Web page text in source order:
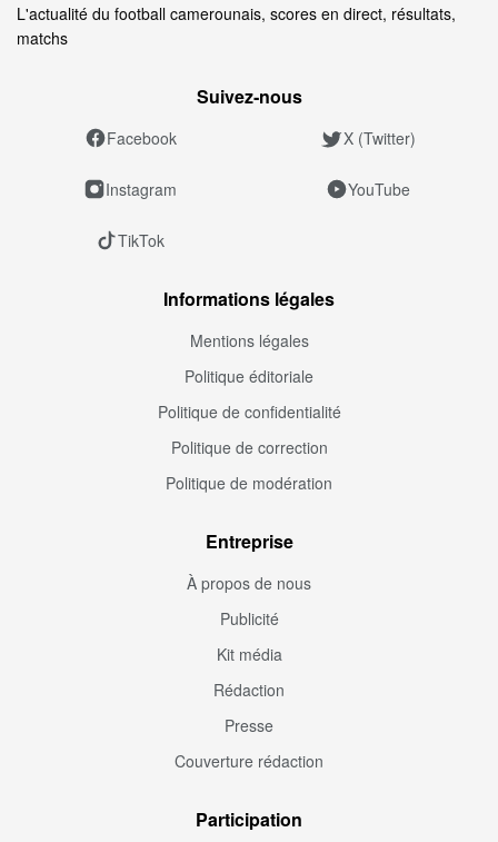
L'actualité du football camerounais, scores en direct, résultats,
matchs
Suivez‑nous
Facebook X (Twitter)
Instagram YouTube
TikTok
Informations légales
Mentions légales
Politique éditoriale
Politique de confidentialité
Politique de correction
Politique de modération
Entreprise
À propos de nous
Publicité
Kit média
Rédaction
Presse
Couverture rédaction
Participation